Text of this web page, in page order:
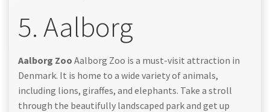
5. Aalborg
Aalborg Zoo Aalborg Zoo is a must-visit attraction in
Denmark. It is home to a wide variety of animals,
including lions, giraffes, and elephants. Take a stroll
through the beautifully landscaped park and get up